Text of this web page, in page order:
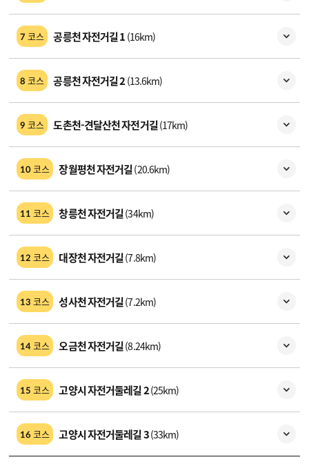
7 코스 공릉천 자전거길 1 (16km)
8 코스 공릉천 자전거길 2 (13.6km)
9 코스 도촌천-견달산천 자전거길(17km)
10 코스 장월평천 자전거길(20.6km)
11 코스 창릉천 자전거길(34km)
12 코스 대장천 자전거길(7.8km)
13 코스 성사천 자전거길(7.2km)
14 코스 오금천 자전거길(8.24km)
15 코스 고양시 자전거둘레길 2(25km)
16 코스 고양시 자전거둘레길 3(33km)